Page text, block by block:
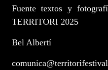
Fuente textos y
TERRITORI 2025
Bel Albertí